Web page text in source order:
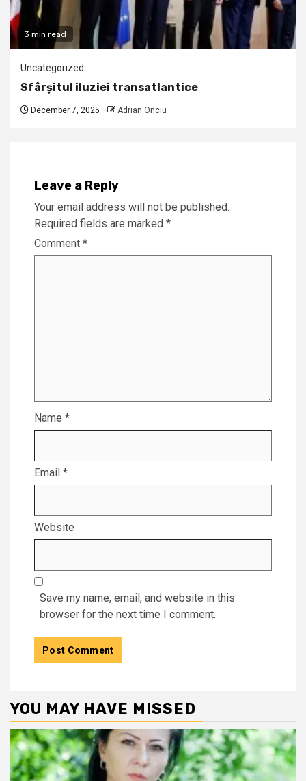
3 min read
Uncategorized
Sfârșitul iluziei transatlantice
December 7, 2025 Adrian Onciu
Leave a Reply
Your email address will not be published.
Required fields are marked *
Comment *
Name *
Email *
Website
Save my name, email, and website in this
browser for the next time I comment.
YOU MAY HAVE MISSED